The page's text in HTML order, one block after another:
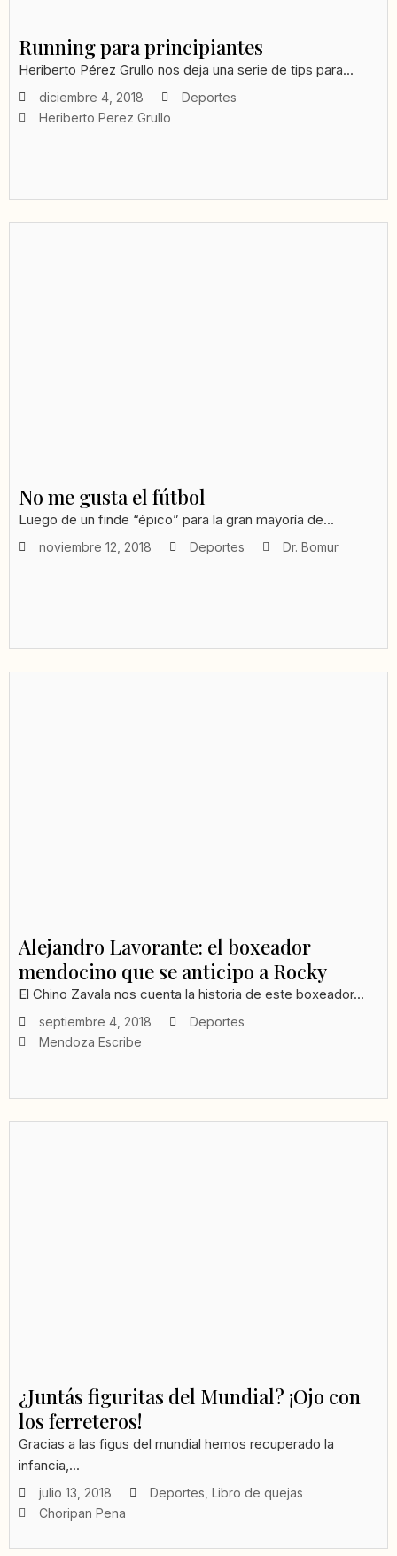
Running para principiantes
Heriberto Pérez Grullo nos deja una serie de tips para...
diciembre 4, 2018
Deportes
Heriberto Perez Grullo
No me gusta el fútbol
Luego de un finde “épico” para la gran mayoría de...
noviembre 12, 2018 Deportes Dr. Bomur
Alejandro Lavorante: el boxeador
mendocino que se anticipo a Rocky
El Chino Zavala nos cuenta la historia de este boxeador...
septiembre 4, 2018
Deportes
Mendoza Escribe
¿Juntás figuritas del Mundial? ¡Ojo con
los ferreteros!
Gracias a las figus del mundial hemos recuperado la
infancia,...
julio 13, 2018 Deportes Libro de quejas
Choripan Pena